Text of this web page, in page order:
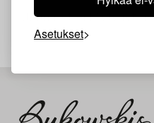
Asetukset
Juuri nyt ei löytynyt